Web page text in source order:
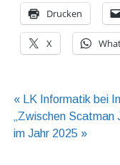
Drucken
X
« LK Informatik bei
„Zwischen Scatman
im Jahr 2025 »